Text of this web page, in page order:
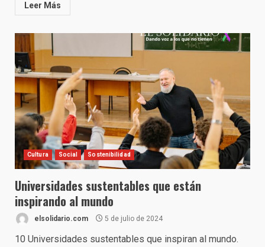
Leer Más
Cultura Social Sostenibilidad
Universidades sustentables que están
inspirando al mundo
elsolidario.com 5 de julio de 2024
10 Universidades sustentables que inspiran al mundo.